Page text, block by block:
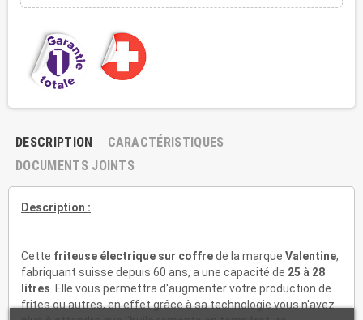
DESCRIPTION
CARACTÉRISTIQUES
DOCUMENTS JOINTS
Description :
Cette friteuse électrique sur coffrede la marque Valentine,
fabriquant suisse depuis 60 ans, a une capacité de 25 à 28
litres . Elle vous permettra d'augmenter votre production de
frites ou autres, en effet grâce à sa technologie vous n'avez